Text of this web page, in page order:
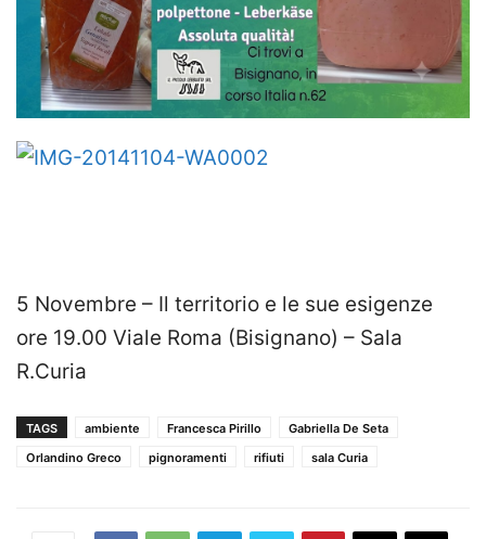
5 Novembre – Il territorio e le sue esigenze
ore 19.00 Viale Roma (Bisignano) – Sala
R.Curia
TAGS ambiente Francesca Pirillo
Gabriella De Seta
Orlandino Greco
pignoramenti rifiuti sala Curia